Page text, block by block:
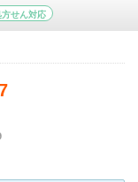
方せん対応